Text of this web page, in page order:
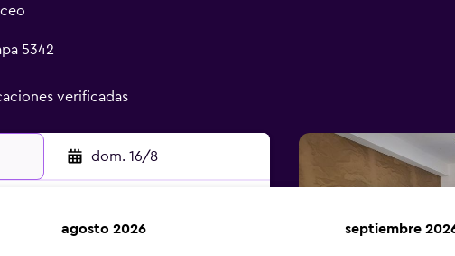
5342
verificadas
- dom. 16/8
agosto 2026 septiembre